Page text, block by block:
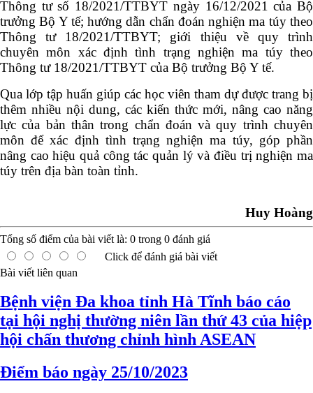
Thông tư số 18/2021/TTBYT ngày 16/12/2021 của Bộ
trưởng Bộ Y tế; hướng dẫn chẩn đoán nghiện ma túy theo
Thông tư 18/2021/TTBYT; giới thiệu về quy trình
chuyên môn xác định tình trạng nghiện ma túy theo
Thông tư 18/2021/TTBYT của Bộ trưởng Bộ Y tế.
Qua lớp tập huấn giúp các học viên tham dự được trang bị
thêm nhiều nội dung, các kiến thức mới, nâng cao năng
lực của bản thân trong chẩn đoán và quy trình chuyên
môn để xác định tình trạng nghiện ma túy, góp phần
nâng cao hiệu quả công tác quản lý và điều trị nghiện ma
túy trên địa bàn toàn tỉnh.
Huy Hoàng
Tổng số điểm của bài viết là: 0 trong 0 đánh giá
Click để đánh giá bài viết
Bài viết liên quan
Bệnh viện Đa khoa tỉnh Hà Tĩnh báo cáo
tại hội nghị thường niên lần thứ 43 của hiệp
hội chấn thương chỉnh hình ASEAN
Điểm báo ngày 25/10/2023